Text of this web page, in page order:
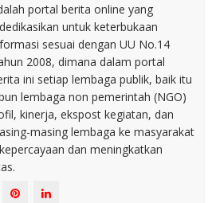
portal berita online yang
untuk keterbukaan
sesuai dengan UU No.14
2008, dimana dalam portal
ini setiap lembaga publik, baik itu
lembaga non pemerintah (NGO)
kinerja, ekspost kegiatan, dan
masing lembaga ke masyarakat
dan meningkatkan